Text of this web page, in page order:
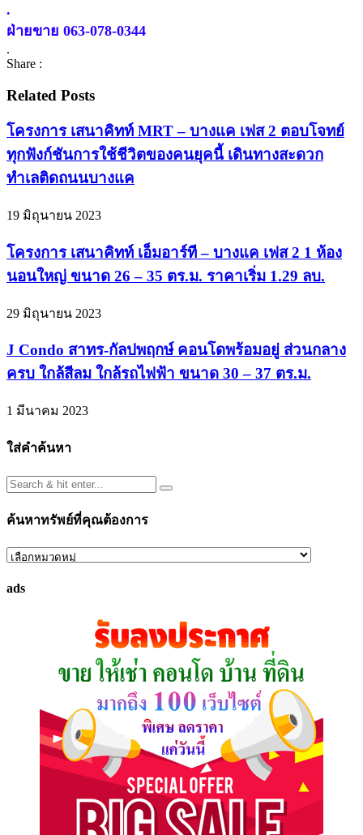
.
ฝ่ายขาย 063-078-0344
.
Share :
Related Posts
โครงการ เสนาคิทท์ MRT – บางแค เฟส 2 ตอบโจทย์
ทุกฟังก์ชันการใช้ชีวิตของคนยุคนี้ เดินทางสะดวก
ทำเลติดถนนบางแค
19 มิถุนายน 2023
โครงการ เสนาคิทท์ เอ็มอาร์ที – บางแค เฟส 2 1 ห้อง
นอนใหญ่ ขนาด 26 – 35 ตร.ม. ราคาเริ่ม 1.29 ลบ.
29 มิถุนายน 2023
J Condo สาทร-กัลปพฤกษ์ คอนโดพร้อมอยู่ ส่วนกลาง
ครบ ใกล้สีลม ใกล้รถไฟฟ้า ขนาด 30 – 37 ตร.ม.
1 มีนาคม 2023
ใส่คำค้นหา
ค้นหาทรัพย์ที่คุณต้องการ
ค้นหา
ที่
ads